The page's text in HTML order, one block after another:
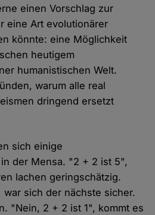
einen Vorschlag zur
eine Art evolutionärer
könnte: eine Möglichkeit
heutigem
humanistischen Welt.
warum alle real
dringend ersetzt
sich einige
der Mensa. "2 + 2 ist 5",
lachen geringschätzig.
sich der nächste sicher.
"Nein, 2 + 2 ist 1", kommt es